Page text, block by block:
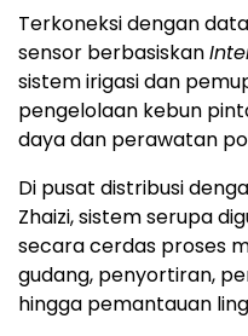
Terkoneksi dengan
sensor berbasiskan
sistem irigasi dan
pengelolaan kebun
daya dan perawatan
Di pusat distribusi
Zhaizi, sistem serupa
secara cerdas proses
gudang, penyortiran,
hingga pemantauan